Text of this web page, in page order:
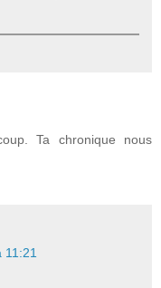
Ta chronique nous
11:21